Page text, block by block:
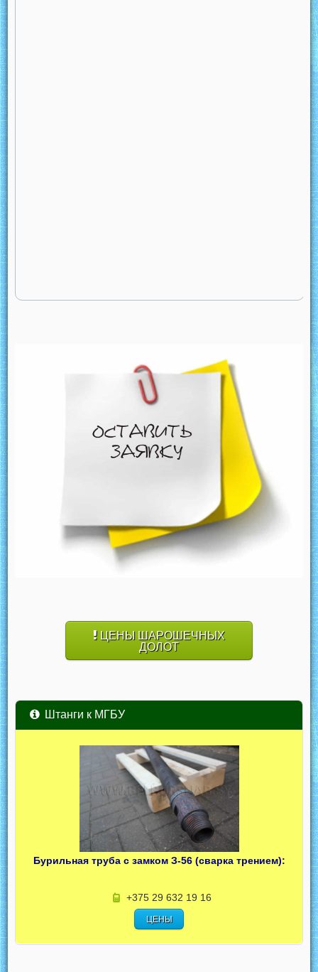
ЦЕНЫ ШАРОШЕЧНЫХ
ДОЛОТ
Штанги к МГБУ
Бурильная труба с замком З-56 (сварка трением):
+375 29 632 19 16
ЦЕНЫ